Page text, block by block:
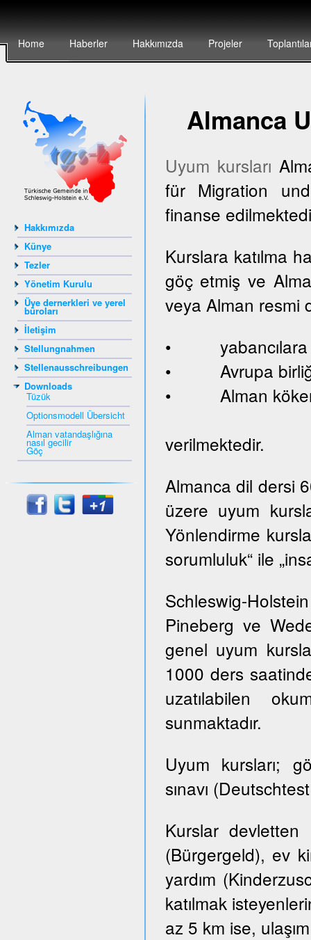
Home Haberler Hakkımızda Projeler
Hakkımızda
Künye
Tezler
Yönetim Kurulu
Üye dernerkleri ve yerel
büroları
İletişim
Stellungnahmen
Stellenausschreibungen
Downloads
Tüzük
Optionsmodell Übersicht
Alman vatandaşlığına
nasıl gecilir
Göç
Almanca
Uyum kursları
für Migration
finanse
Kurslara katılma
göç etmiş ve
veya Alman resmi
• yabancılara
• Avrupa birliği
• Alman
verilmektedir.
Almanca dil dersi
üzere uyum
Yönlendirme
sorumluluk“ ile
Schleswig-
Pineberg ve
genel uyum
1000 ders
uzatılabilen
sunmaktadır.
Uyum kursları;
sınavı
Kurslar
(Bürgergeld), ev
yardım
katılmak
az 5 km ise,